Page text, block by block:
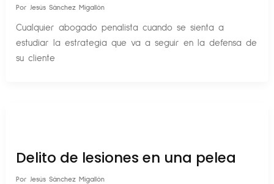
PorJesús Sánchez Migallón
Cualquier abogado penalista cuando se sienta a
estudiar la estrategia que va a seguir en la defensa de
su cliente
Delito de lesiones en una pelea
PorJesús Sánchez Migallón